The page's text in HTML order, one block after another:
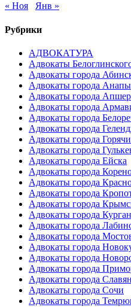
« Ноя
Янв »
Рубрики
АДВОКАТУРА
Адвокаты
Адвокаты города
Адвокаты города Анапы
Адвокаты города
Адвокаты города
Адвокаты города
Адвокаты города
Адвокаты города
Адвокаты города
Адвокаты города Ейска
Адвокаты города
Адвокаты города
Адвокаты города
Адвокаты города
Адвокаты города
Адвокаты города
Адвокаты города
Адвокаты города
Адвокаты города
Адвокаты города
Адвокаты города
Адвокаты города Сочи
Адвокаты города